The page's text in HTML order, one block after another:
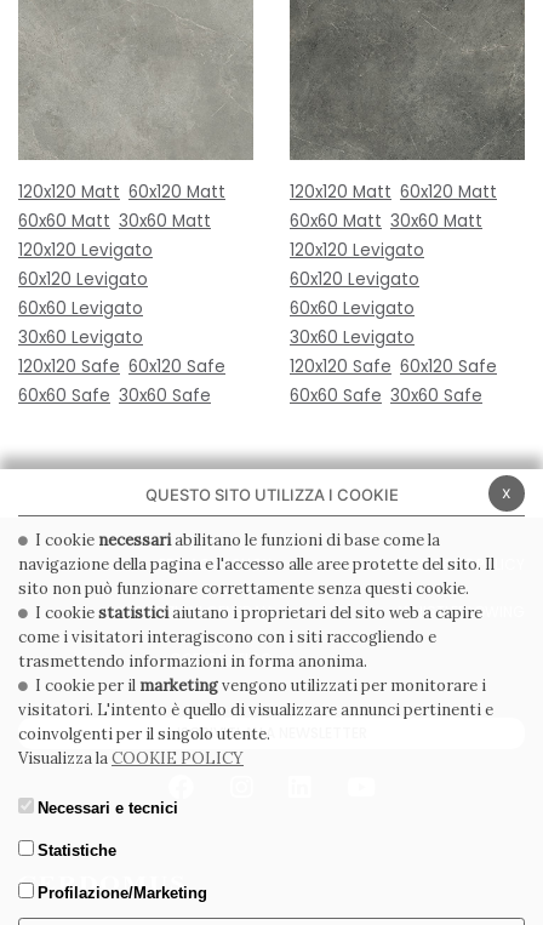
120x120 Matt 60x120 Matt
60x60 Matt 30x60 Matt
120x120 Levigato
60x120 Levigato
60x60 Levigato
30x60 Levigato
120x120 Safe 60x120 Safe
60x60 Safe 30x60 Safe
120x120 Matt 60x120 Matt
60x60 Matt 30x60 Matt
120x120 Levigato
60x120 Levigato
60x60 Levigato
30x60 Levigato
120x120 Safe 60x120 Safe
60x60 Safe 30x60 Safe
PRIVACY POLICY COOKIE POLICY
CONDIZIONI GENERALI WHISTLEBLOWING
CODICE ETICO
ISCRIVITI ALLA NEWSLETTER
x
QUESTO SITO UTILIZZA I COOKIE
I cookie necessariabilitano le funzioni di base come la
navigazione della pagina e l'accesso alle aree protette del sito. Il
sito non può funzionare correttamente senza questi cookie.
I cookiestatisticiaiutano i proprietari del sito web a capire
come i visitatori interagiscono con i siti raccogliendo e
trasmettendo informazioni in forma anonima.
I cookie per il marketingvengono utilizzati per monitorare i
visitatori. L'intento è quello di visualizzare annunci pertinenti e
coinvolgenti per il singolo utente.
Visualizza laCOOKIE POLICY
Necessari e tecnici
Statistiche
Profilazione/Marketing